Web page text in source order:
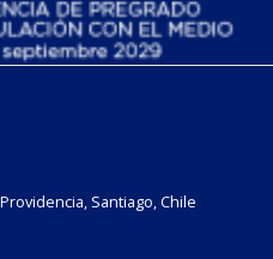
Santiago, Chile